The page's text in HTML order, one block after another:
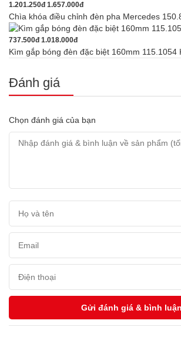
1.201.250đ1.657.000đ
Chìa khóa điều chỉnh đèn pha Mercedes
737.500đ1.018.000đ
Kìm gắp bóng đèn đặc biệt 160mm 115.1054
Đánh giá
Chọn đánh giá của bạn